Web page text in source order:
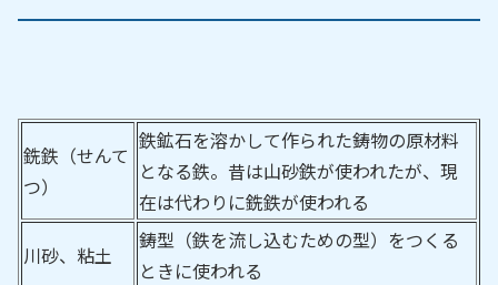
銑鉄（せんて
つ）
鉄鉱石を溶かして作られた鋳物の原材料
となる鉄。昔は山砂鉄が使われたが、現
在は代わりに銑鉄が使われる
川砂、粘土
鋳型（鉄を流し込むための型）をつくる
ときに使われる